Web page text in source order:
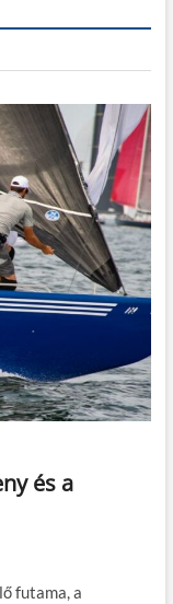
és a
futama, a